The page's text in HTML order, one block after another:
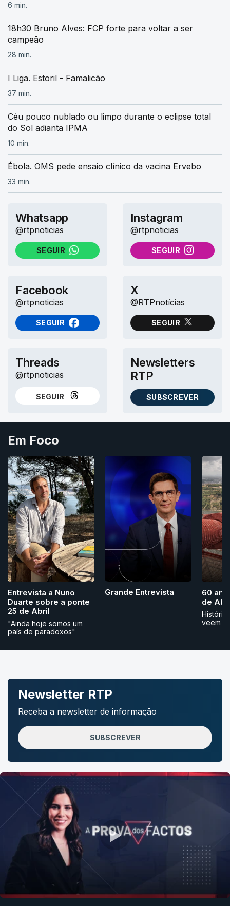
6 min.
18h30 Bruno Alves: FCP forte para voltar a ser
campeão
28 min.
I Liga. Estoril - Famalicão
37 min.
Céu pouco nublado ou limpo durante o eclipse total
do Sol adianta IPMA
10 min.
Ébola. OMS pede ensaio clínico da vacina Ervebo
33 min.
Whatsapp
@rtpnoticias
SEGUIR
NO WHATSAPP
Instagram
@rtpnoticias
SEGUIR
NO INSTAGRAM
Facebook
@rtpnoticias
SEGUIR
NO FACEBOOK
X
@RTPnotícias
SEGUIR
NO X (TWITTER)
Threads
@rtpnoticias
SEGUIR
NO THREADS
Newsletters
RTP
SUBSCREVER
AS NEWSLETTERS RTP
Em Foco
Entrevista a Nuno
Duarte sobre a ponte
25 de Abril
"Ainda hoje somos um
país de paradoxos"
Grande Entrevista
60
de
veem
Newsletter RTP
Receba a newsletter de informação
SUBSCREVER